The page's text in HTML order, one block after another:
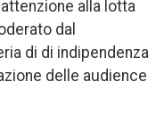
alla lotta
dal
di di indipendenza
delle audience